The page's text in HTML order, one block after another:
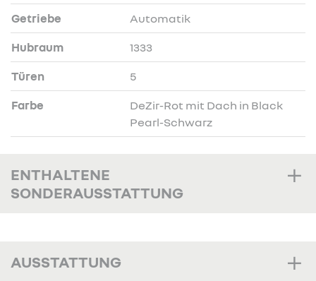
Getriebe Automatik
Hubraum 1333
Türen 5
Farbe
DeZir-Rot mit Dach in Black
Pearl-Schwarz
ENTHALTENE
SONDERAUSSTATTUNG
AUSSTATTUNG